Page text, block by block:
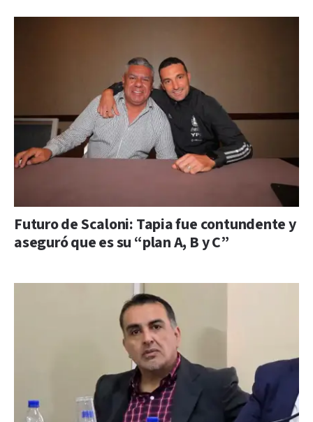
Futuro de Scaloni: Tapia fue contundente y
aseguró que es su “plan A, B y C”